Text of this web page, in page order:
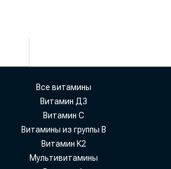
Все витамины
Витамин Д3
Витамин С
Витамины из группы В
Витамин К2
Мультивитамины